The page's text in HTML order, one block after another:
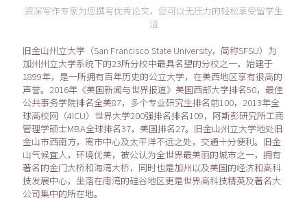
资深写作专家为您撰写优秀论文，您可以无压力的轻松享受留学生
活
旧金山州立大学（San Francisco State University，简称SFSU）为
加州州立大学系统下的23所分校中最具名望的分校之一，始建于
1899年，是一所拥有百年历史的公立大学，在美西地区享有很高的
声誉。2016年《美国新闻与世界报道》美国西部大学排名50，最佳
公共事务学院排名全美87，多个专业研究生排名前100，2013年全
球高校网（4ICU）世界大学200强排名排名109，阿斯彭研究所工商
管理学硕士MBA全球排名37，美国排名27。旧金山州立大学地处旧
金山市西南方，离市中心及太平洋不远之处，交通十分便利。旧金
山气候宜人，环境优美，被公认为全世界最美丽的城市之一，拥有
著名的金门大桥和海湾大桥，同时也是加州以及美国的经济和高科
技发展中心，坐落在南湾的硅谷地区更是世界高科技精英及著名大
公司集中的所在地。